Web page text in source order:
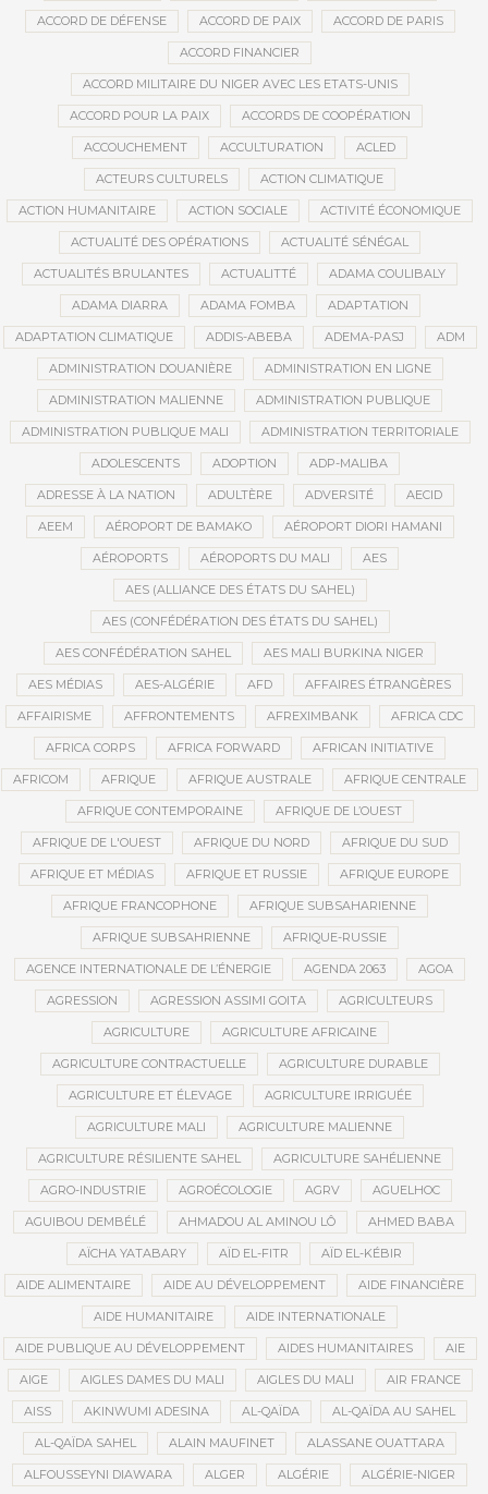
ACCORD DE DÉFENSE ACCORD DE PAIX ACCORD DE PARIS
ACCORD FINANCIER
ACCORD MILITAIRE DU NIGER AVEC LES ETATS-UNIS
ACCORD POUR LA PAIX ACCORDS DE COOPÉRATION
ACCOUCHEMENT ACCULTURATION ACLED
ACTEURS CULTURELS ACTION CLIMATIQUE
ACTION HUMANITAIRE ACTION SOCIALE ACTIVITÉ ÉCONOMIQUE
ACTUALITÉ DES OPÉRATIONS ACTUALITÉ SÉNÉGAL
ACTUALITÉS BRULANTES ACTUALITTÉ ADAMA COULIBALY
ADAMA DIARRA ADAMA FOMBA ADAPTATION
ADAPTATION CLIMATIQUE ADDIS-ABEBA ADEMA-PASJ ADM
ADMINISTRATION DOUANIÈRE ADMINISTRATION EN LIGNE
ADMINISTRATION MALIENNE ADMINISTRATION PUBLIQUE
ADMINISTRATION PUBLIQUE MALI ADMINISTRATION TERRITORIALE
ADOLESCENTS ADOPTION ADP-MALIBA
ADRESSE À LA NATION ADULTÈRE ADVERSITÉ AECID
AEEM AÉROPORT DE BAMAKO AÉROPORT DIORI HAMANI
AÉROPORTS AÉROPORTS DU MALI AES
AES (ALLIANCE DES ÉTATS DU SAHEL)
AES (CONFÉDÉRATION DES ÉTATS DU SAHEL)
AES CONFÉDÉRATION SAHEL AES MALI BURKINA NIGER
AES MÉDIAS AES-ALGÉRIE AFD AFFAIRES ÉTRANGÈRES
AFFAIRISME AFFRONTEMENTS AFREXIMBANK AFRICA CDC
AFRICA CORPS AFRICA FORWARD AFRICAN INITIATIVE
AFRICOM AFRIQUE AFRIQUE AUSTRALE AFRIQUE CENTRALE
AFRIQUE CONTEMPORAINE AFRIQUE DE L’OUEST
AFRIQUE DE L'OUEST AFRIQUE DU NORD AFRIQUE DU SUD
AFRIQUE ET MÉDIAS AFRIQUE ET RUSSIE AFRIQUE EUROPE
AFRIQUE FRANCOPHONE AFRIQUE SUBSAHARIENNE
AFRIQUE SUBSAHRIENNE AFRIQUE-RUSSIE
AGENCE INTERNATIONALE DE L’ÉNERGIE AGENDA 2063 AGOA
AGRESSION AGRESSION ASSIMI GOITA AGRICULTEURS
AGRICULTURE AGRICULTURE AFRICAINE
AGRICULTURE CONTRACTUELLE AGRICULTURE DURABLE
AGRICULTURE ET ÉLEVAGE AGRICULTURE IRRIGUÉE
AGRICULTURE MALI AGRICULTURE MALIENNE
AGRICULTURE RÉSILIENTE SAHEL AGRICULTURE SAHÉLIENNE
AGRO-INDUSTRIE AGROÉCOLOGIE AGRV AGUELHOC
AGUIBOU DEMBÉLÉ AHMADOU AL AMINOU LÔ AHMED BABA
AÏCHA YATABARY AÏD EL-FITR AÏD EL-KÉBIR
AIDE ALIMENTAIRE AIDE AU DÉVELOPPEMENT AIDE FINANCIÈRE
AIDE HUMANITAIRE AIDE INTERNATIONALE
AIDE PUBLIQUE AU DÉVELOPPEMENT AIDES HUMANITAIRES AIE
AIGE AIGLES DAMES DU MALI AIGLES DU MALI AIR FRANCE
AISS AKINWUMI ADESINA AL-QAÏDA AL-QAÏDA AU SAHEL
AL-QAÏDA SAHEL ALAIN MAUFINET ALASSANE OUATTARA
ALFOUSSEYNI DIAWARA ALGER ALGÉRIE ALGÉRIE-NIGER